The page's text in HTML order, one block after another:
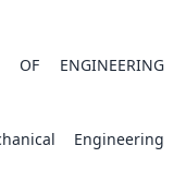
OF ENGINEERING
Engineering